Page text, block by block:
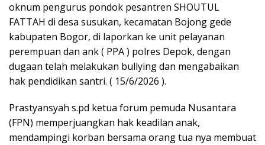
oknum pengurus pondok pesantren SHOUTUL
FATTAH di desa susukan, kecamatan Bojong gede
kabupaten Bogor, di laporkan ke unit pelayanan
perempuan dan ank ( PPA ) polres Depok, dengan
dugaan telah melakukan bullying dan mengabaikan
hak pendidikan santri. ( 15/6/2026 ).
Prastyansyah s.pd ketua forum pemuda Nusantara
(FPN) memperjuangkan hak keadilan anak,
mendampingi korban bersama orang tua nya membuat